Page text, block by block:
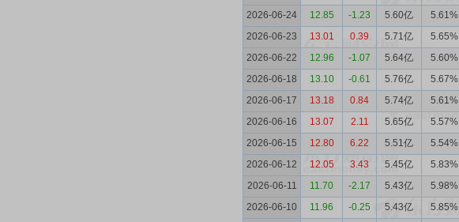
2026-06-24
12.85 -1.23 5.60亿 5.61%
2026-06-23
13.01 0.39 5.71亿 5.65%
2026-06-22
12.96 -1.07 5.64亿 5.60%
2026-06-18
13.10 -0.61 5.76亿 5.67%
2026-06-17
13.18 0.84 5.74亿 5.61%
2026-06-16
13.07 2.11 5.65亿 5.57%
2026-06-15
12.80 6.22 5.51亿 5.54%
2026-06-12
12.05 3.43 5.45亿 5.83%
2026-06-11
11.70 -2.17 5.43亿 5.98%
2026-06-10
11.96 -0.25 5.43亿 5.85%